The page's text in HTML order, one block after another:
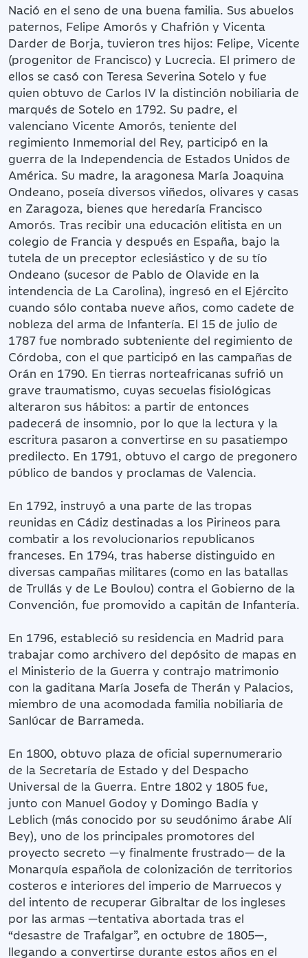
Nació en el seno de una buena familia. Sus abuelos
paternos, Felipe Amorós y Chafrión y Vicenta
Darder de Borja, tuvieron tres hijos: Felipe, Vicente
(progenitor de Francisco) y Lucrecia. El primero de
ellos se casó con Teresa Severina Sotelo y fue
quien obtuvo de Carlos IV la distinción nobiliaria de
marqués de Sotelo en 1792. Su padre, el
valenciano Vicente Amorós, teniente del
regimiento Inmemorial del Rey, participó en la
guerra de la Independencia de Estados Unidos de
América. Su madre, la aragonesa María Joaquina
Ondeano, poseía diversos viñedos, olivares y casas
en Zaragoza, bienes que heredaría Francisco
Amorós. Tras recibir una educación elitista en un
colegio de Francia y después en España, bajo la
tutela de un preceptor eclesiástico y de su tío
Ondeano (sucesor de Pablo de Olavide en la
intendencia de La Carolina), ingresó en el Ejército
cuando sólo contaba nueve años, como cadete de
nobleza del arma de Infantería. El 15 de julio de
1787 fue nombrado subteniente del regimiento de
Córdoba, con el que participó en las campañas de
Orán en 1790. En tierras norteafricanas sufrió un
grave traumatismo, cuyas secuelas fisiológicas
alteraron sus hábitos: a partir de entonces
padecerá de insomnio, por lo que la lectura y la
escritura pasaron a convertirse en su pasatiempo
predilecto. En 1791, obtuvo el cargo de pregonero
público de bandos y proclamas de Valencia.
En 1792, instruyó a una parte de las tropas
reunidas en Cádiz destinadas a los Pirineos para
combatir a los revolucionarios republicanos
franceses. En 1794, tras haberse distinguido en
diversas campañas militares (como en las batallas
de Trullás y de Le Boulou) contra el Gobierno de la
Convención, fue promovido a capitán de Infantería.
En 1796, estableció su residencia en Madrid para
trabajar como archivero del depósito de mapas en
el Ministerio de la Guerra y contrajo matrimonio
con la gaditana María Josefa de Therán y Palacios,
miembro de una acomodada familia nobiliaria de
Sanlúcar de Barrameda.
En 1800, obtuvo plaza de oficial supernumerario
de la Secretaría de Estado y del Despacho
Universal de la Guerra. Entre 1802 y 1805 fue,
junto con Manuel Godoy y Domingo Badía y
Leblich (más conocido por su seudónimo árabe Alí
Bey), uno de los principales promotores del
proyecto secreto —y finalmente frustrado— de la
Monarquía española de colonización de territorios
costeros e interiores del imperio de Marruecos y
del intento de recuperar Gibraltar de los ingleses
por las armas —tentativa abortada tras el
“desastre de Trafalgar”, en octubre de 1805—,
llegando a convertirse durante estos años en el